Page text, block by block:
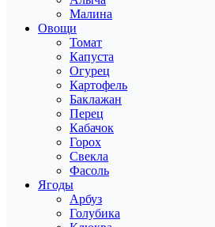
Малина
Овощи
Томат
Капуста
Огурец
Картофель
Баклажан
Перец
Кабачок
Горох
Свекла
Фасоль
Ягоды
Арбуз
Голубика